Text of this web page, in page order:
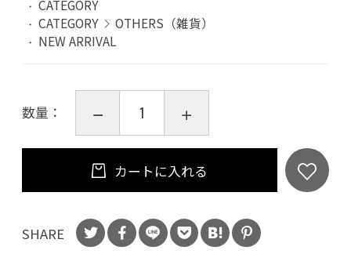
CATEGORY
CATEGORY
OTHERS（雑貨）
NEW ARRIVAL
数量：
カートに入れる
SHARE